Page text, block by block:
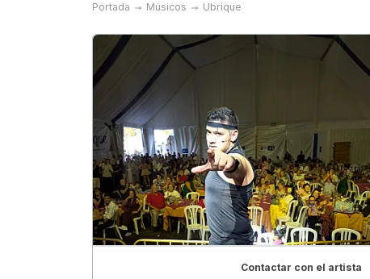
Portada Músicos Ubrique
Contactar con el artista